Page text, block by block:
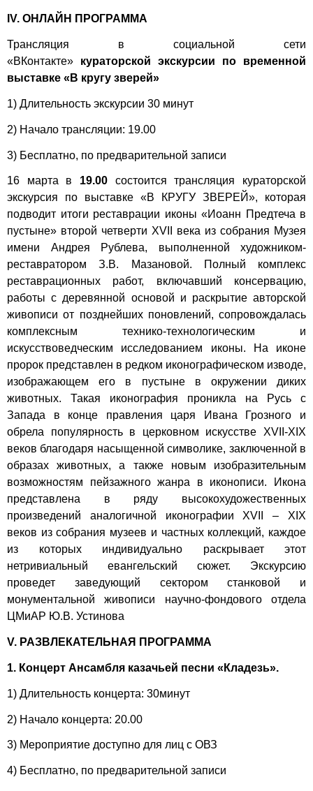
IV. ОНЛАЙН ПРОГРАММА
Трансляция в социальной сети
«ВКонтакте» кураторской экскурсии по временной
выставке «В кругу зверей»
1) Длительность экскурсии 30 минут
2) Начало трансляции: 19.00
3) Бесплатно, по предварительной записи
16 марта в 19.00 состоится трансляция кураторской
экскурсия по выставке «В КРУГУ ЗВЕРЕЙ», которая
подводит итоги реставрации иконы «Иоанн Предтеча в
пустыне» второй четверти XVII века из собрания Музея
имени Андрея Рублева, выполненной художником-
реставратором З.В. Мазановой. Полный комплекс
реставрационных работ, включавший консервацию,
работы с деревянной основой и раскрытие авторской
живописи от позднейших поновлений, сопровождалась
комплексным технико-технологическим и
искусствоведческим исследованием иконы. На иконе
пророк представлен в редком иконографическом изводе,
изображающем его в пустыне в окружении диких
животных. Такая иконография проникла на Русь с
Запада в конце правления царя Ивана Грозного и
обрела популярность в церковном искусстве XVII-XIX
веков благодаря насыщенной символике, заключенной в
образах животных, а также новым изобразительным
возможностям пейзажного жанра в иконописи. Икона
представлена в ряду высокохудожественных
произведений аналогичной иконографии XVII – XIX
веков из собрания музеев и частных коллекций, каждое
из которых индивидуально раскрывает этот
нетривиальный евангельский сюжет. Экскурсию
проведет заведующий сектором станковой и
монументальной живописи научно-фондового отдела
ЦМиАР Ю.В. Устинова
V. РАЗВЛЕКАТЕЛЬНАЯ ПРОГРАММА
1. Концерт Ансамбля казачьей песни «Кладезь».
1) Длительность концерта: 30минут
2) Начало концерта: 20.00
3) Мероприятие доступно для лиц с ОВЗ
4) Бесплатно, по предварительной записи